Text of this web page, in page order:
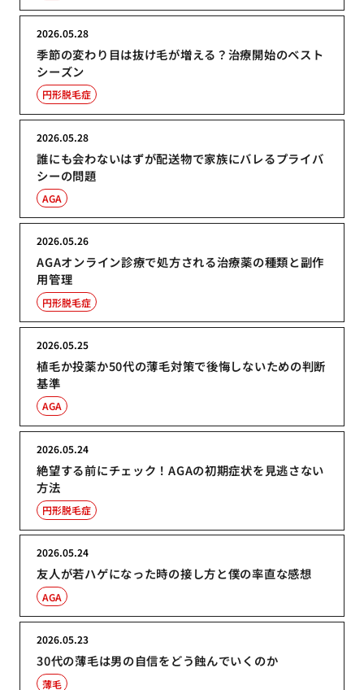
季節の変わり目は抜け毛が増える？治療開始のベスト
シーズン
2026.05.28
円形脱毛症
誰にも会わないはずが配送物で家族にバレるプライバ
シーの問題
2026.05.28
AGA
AGAオンライン診療で処方される治療薬の種類と副作
用管理
2026.05.26
円形脱毛症
植毛か投薬か50代の薄毛対策で後悔しないための判断
基準
2026.05.25
AGA
絶望する前にチェック！AGAの初期症状を見逃さない
方法
2026.05.24
円形脱毛症
友人が若ハゲになった時の接し方と僕の率直な感想
2026.05.24
AGA
30代の薄毛は男の自信をどう蝕んでいくのか
2026.05.23
薄毛